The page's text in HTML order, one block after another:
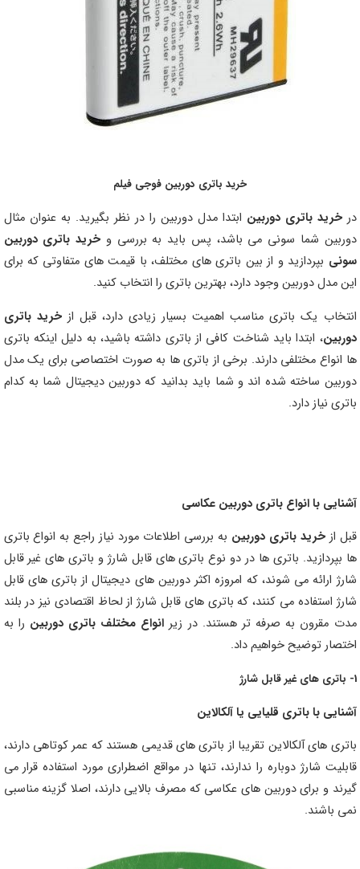
خرید باتری دوربین فوجی فیلم
درخرید باتری دوربین ابتدا مدل دوربین را در نظر بگیرید. به عنوان مثال
دوربین شما سونی می باشد، پس باید به بررسی و خرید باتری دوربین
سونی بپردازید و از بین باتری های مختلف، با قیمت های متفاوتی که برای
این مدل دوربین وجود دارد، بهترین باتری را انتخاب کنید.
انتخاب یک باتری مناسب اهمیت بسیار زیادی دارد، قبل ازخرید باتری
دوربین، ابتدا باید شناخت کافی از باتری داشته باشید، به دلیل اینکه باتری
ها انواع مختلفی دارند. برخی از باتری ها به صورت اختصاصی برای یک مدل
دوربین ساخته شده اند و شما باید بدانید که دوربین دیجیتال شما به کدام
باتری نیاز دارد.
آشنایی با انواع باتری دوربین عکاسی
قبل ازخرید باتری دوربین به بررسی اطلاعات مورد نیاز راجع به انواع باتری
ها بپردازید. باتری ها در دو نوع باتری های قابل شارژ و باتری های غیر قابل
شارژ ارائه می شوند، که امروزه اکثر دوربین های دیجیتال از باتری های قابل
شارژ استفاده می کنند، که باتری های قابل شارژ از لحاظ اقتصادی نیز در بلند
مدت مقرون به صرفه تر هستند. در زیر انواع مختلف باتری دوربین را به
اختصار توضیح خواهیم داد.
1- باتری های غیر قابل شارژ
آشنایی با باتری قلیایی یا آلکالاین
باتری های آلکالاین تقریبا از باتری های قدیمی هستند که عمر کوتاهی دارند،
قابلیت شارژ دوباره را ندارند، تنها در مواقع اضطراری مورد استفاده قرار می
گیرند و برای دوربین های عکاسی که مصرف بالایی دارند، اصلا گزینه مناسبی
نمی باشند.